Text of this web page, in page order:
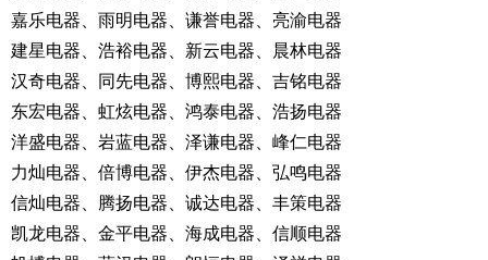
嘉乐电器、雨明电器、谦誉电器、亮渝电器
建星电器、浩裕电器、新云电器、晨林电器
汉奇电器、同先电器、博熙电器、吉铭电器
东宏电器、虹炫电器、鸿泰电器、浩扬电器
洋盛电器、岩蓝电器、泽谦电器、峰仁电器
力灿电器、倍博电器、伊杰电器、弘鸣电器
信灿电器、腾扬电器、诚达电器、丰策电器
凯龙电器、金平电器、海成电器、信顺电器